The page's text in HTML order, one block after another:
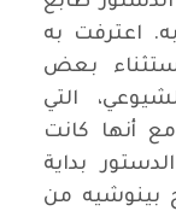
اعترفت به
بعض
التي
أنها كانت
بداية
بينوشيه من